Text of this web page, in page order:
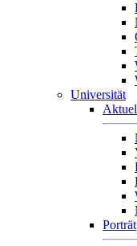
Universität
Porträt